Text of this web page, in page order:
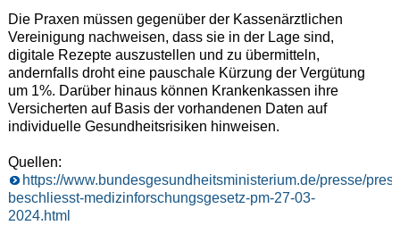
Die Praxen müssen gegenüber der Kassenärztlichen
Vereinigung nachweisen, dass sie in der Lage sind,
digitale Rezepte auszustellen und zu übermitteln,
andernfalls droht eine pauschale Kürzung der Vergütung
um 1%. Darüber hinaus können Krankenkassen ihre
Versicherten auf Basis der vorhandenen Daten auf
individuelle Gesundheitsrisiken hinweisen.
Quellen:
https://www.bundesgesundheitsministerium.de/presse/
beschliesst-medizinforschungsgesetz-pm-27-03-
2024.html